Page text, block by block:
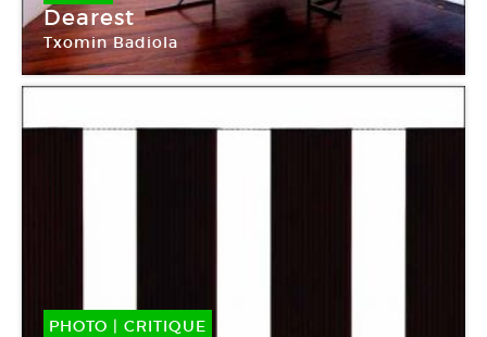
Dearest
Txomin Badiola
PHOTO | CRITIQUE